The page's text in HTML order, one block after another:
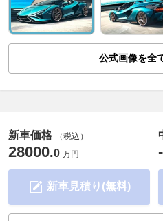
公式画像を全
新車価格 （税込）
28000.0 万円
新車見積り(無料)
-